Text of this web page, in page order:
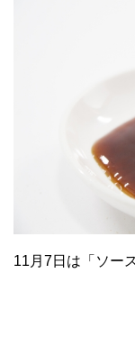
11月7日は「ソー